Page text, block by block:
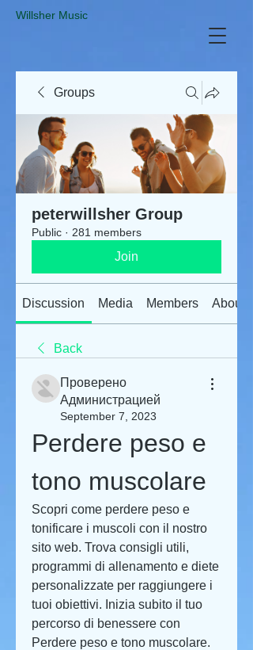
​Willsher Music
Groups
peterwillsher Group
Public · 281 members
Join
Discussion Media Members About
Back
Проверено
Администрацией
September 7, 2023
Perdere peso e
tono muscolare
Scopri come perdere peso e
tonificare i muscoli con il nostro
sito web. Trova consigli utili,
programmi di allenamento e diete
personalizzate per raggiungere i
tuoi obiettivi. Inizia subito il tuo
percorso di benessere con
Perdere peso e tono muscolare.